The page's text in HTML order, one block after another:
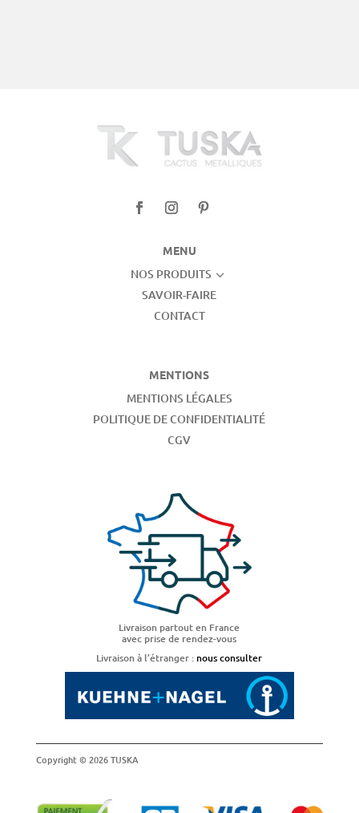
MENU
NOS PRODUITS 3
SAVOIR-FAIRE
CONTACT
MENTIONS
MENTIONS LÉGALES
POLITIQUE DE CONFIDENTIALITÉ
CGV
Livraison partout en France
avec prise de rendez-vous
Livraison à l’étranger : nous consulter
Copyright © 2026 TUSKA